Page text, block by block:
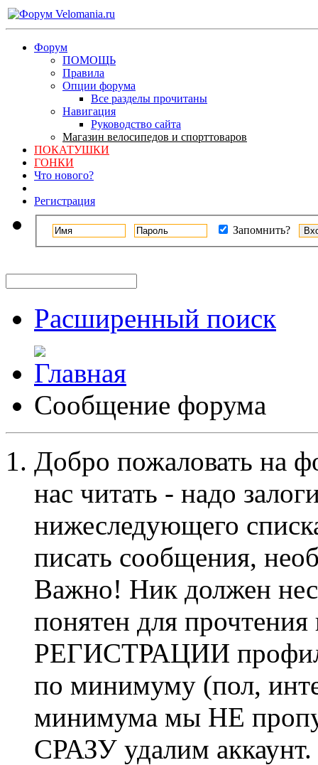
Форум
ПОМОЩЬ
Правила
Опции форума
Все разделы прочитаны
Навигация
Руководство сайта
Магазин велосипедов и спорттоваров
ПОКАТУШКИ
ГОНКИ
Что нового?
Регистрация
Запомнить?
Расширенный поиск
Сообщение форума
Добро пожаловать на
нас читать - надо
нижеследующего
писать сообщения,
Важно! Ник должен
понятен для
РЕГИСТРАЦИИ профиль
по минимуму (пол,
минимума мы НЕ
СРАЗУ удалим